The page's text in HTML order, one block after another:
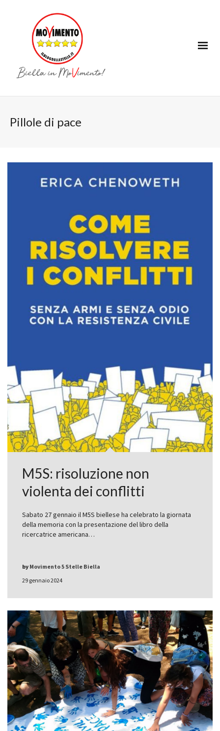
Pillole di pace
M5S: risoluzione non
violenta dei conflitti
Sabato 27 gennaio il M5S biellese ha celebrato la giornata
della memoria con la presentazione del libro della
ricercatrice americana…
29 gennaio 2024
by Movimento 5 Stelle Biella